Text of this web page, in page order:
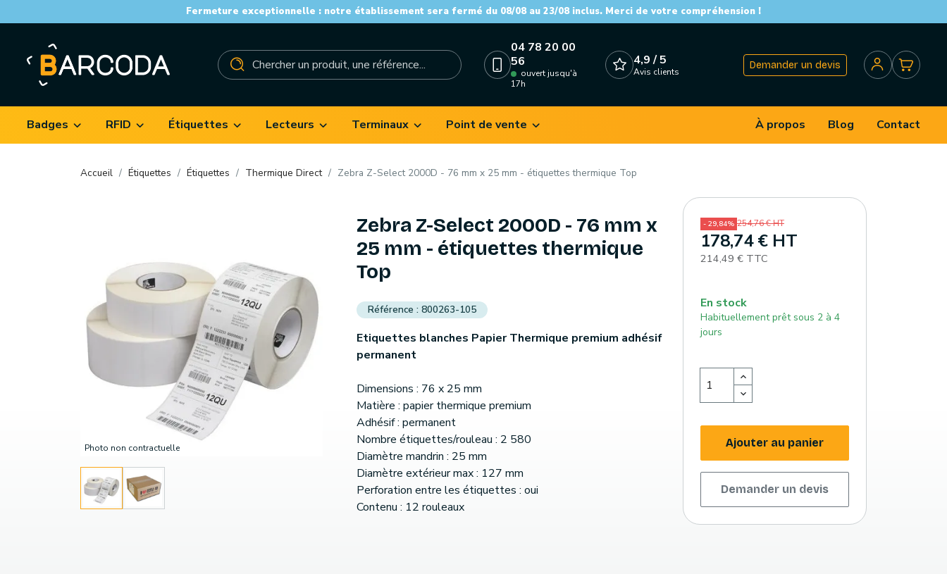
Fermeture exceptionnelle : notre établissement sera fermé du 08/08 au 23/08 inclus. Merci de votre compréhension !
04 78 20 00
56
ouvert jusqu'à
17h
4,9 / 5
Avis clients
Demander un devis
Badges RFID Étiquettes Lecteurs Terminaux Point de vente À propos Blog Contact
Accueil Étiquettes Étiquettes Thermique Direct Zebra Z-Select 2000D - 76 mm x 25 mm - étiquettes thermique Top
Photo non contractuelle
Zebra Z-Select 2000D - 76 mm x
25 mm - étiquettes thermique
Top
800263-105
Etiquettes blanches Papier Thermique premium adhésif
permanent
Dimensions : 76 x 25 mm
Matière : papier thermique premium
Adhésif : permanent
Nombre étiquettes/rouleau : 2 580
Diamètre mandrin : 25 mm
Diamètre extérieur max : 127 mm
Perforation entre les étiquettes : oui
Contenu : 12 rouleaux
- 29,84% 254,76 € HT
178,74 € HT
214,49 € TTC
En stock
Habituellement prêt sous 2 à 4
jours
Ajouter au panier
Demander un devis